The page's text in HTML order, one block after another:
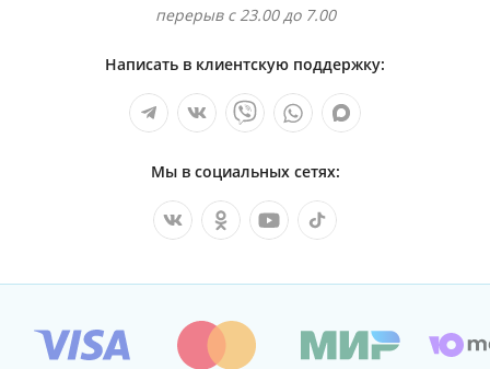
перерыв с 23.00 до 7.00
Написать в клиентскую поддержку:
Мы в социальных сетях: